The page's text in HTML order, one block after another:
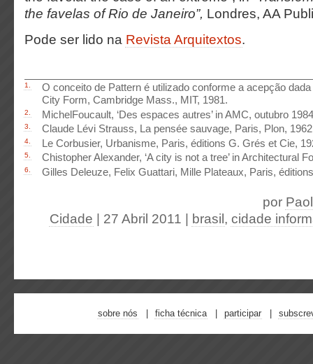
the favelas of Rio de Janeiro”, Londres, AA
Pode ser lido na Revista Arquitextos.
1.
O conceito de Pattern é utilizado conforme a acepção
City Form, Cambridge Mass., MIT, 1981.
2. MichelFoucault, ‘Des espaces autres’ in AMC, outubro
3. Claude Lévi Strauss, La pensée sauvage, Paris, Plon,
4. Le Corbusier, Urbanisme, Paris, éditions G. Grés et Cie,
5. Chistopher Alexander, ‘A city is not a tree’ in Architectural
6. Gilles Deleuze, Felix Guattari, Mille Plateaux, Paris,
por
Cidade | 27 Abril 2011 | brasil, cidade
sobre nós ficha técnica participar